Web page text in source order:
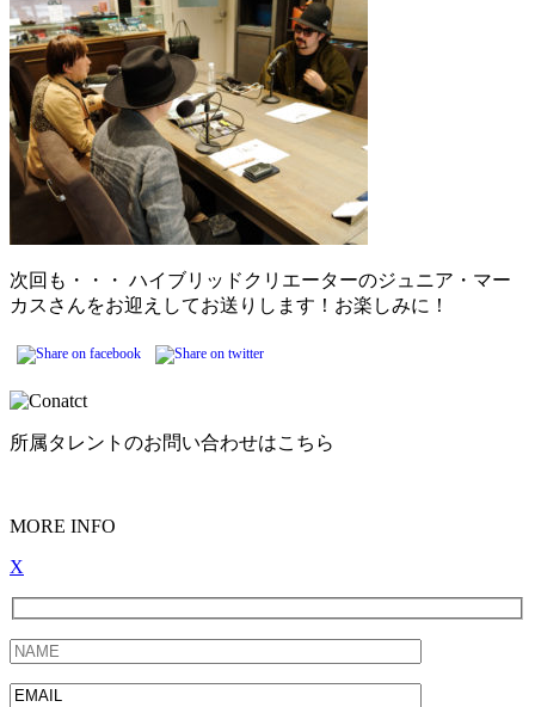
次回も・・・ ハイブリッドクリエーターのジュニア・マー
カスさんをお迎えしてお送りします！お楽しみに！
所属タレントのお問い合わせはこちら
MORE INFO
X